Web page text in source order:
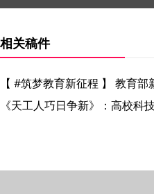
相关稿件
【 #筑梦教育新征程 】 教育
《天工人巧日争新》：高校